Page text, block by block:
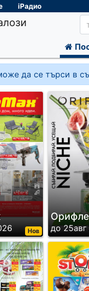
iРадио
да се търси в
Нов до